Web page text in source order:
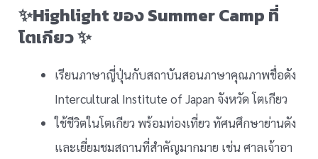
✨Highlight ของ Summer Camp ที่
โตเกียว ✨
เรียนภาษาญี่ปุ่นกับสถาบันสอนภาษาคุณภาพชื่อดัง
Intercultural Institute of Japan จังหวัด โตเกียว
ใช้ชีวิตในโตเกียว พร้อมท่องเที่ยว ทัศนศึกษาย่านดัง
และเยี่ยมชมสถานที่สำคัญมากมาย เช่น ศาลเจ้าอา